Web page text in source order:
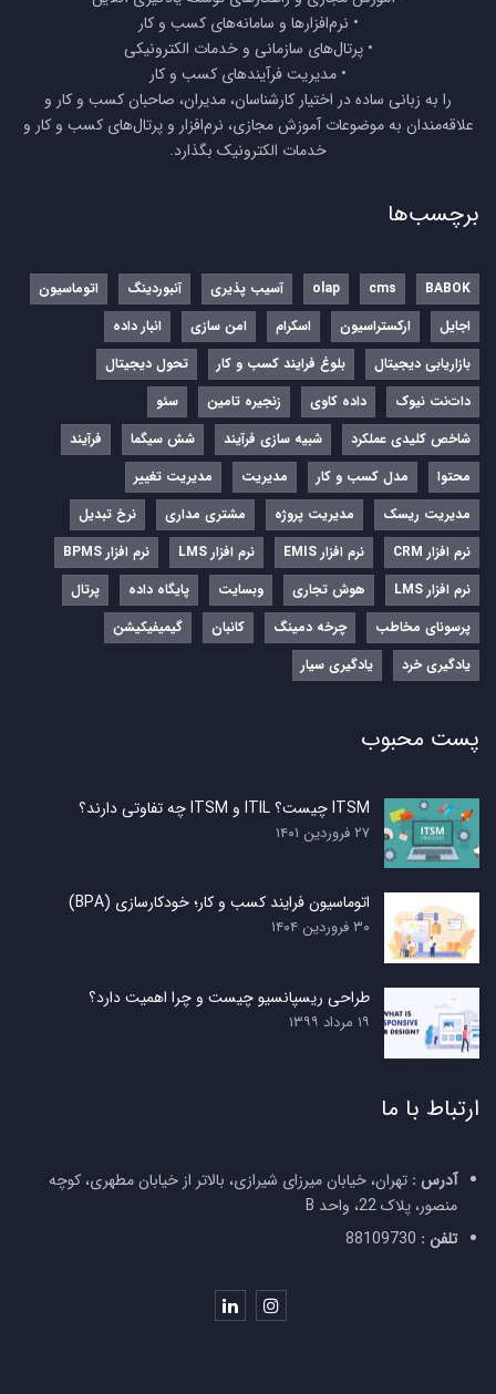
• نرم‌افزارها و سامانه‌های کسب و کار
• پرتال‌های سازمانی و خدمات الکترونیکی
• مدیریت فرآیندهای کسب و کار
را به زبانی ساده در اختیار کارشناسان، مدیران، صاحبان کسب و کار و
علاقه‌مندان به موضوعات آموزش مجازی، نرم‌افزار و پرتال‌های کسب و کار و
خدمات الکترونیک بگذارد.
برچسب‌ها
BABOK
cms
olap آسیب پذیری آنبوردینگ
اتوماسیون
اجایل
ارکستراسیون اسکرام امن سازی
انبار داده
بازاریابی دیجیتال
بلوغ فرایند کسب و کار
تحول دیجیتال
دات‌نت نیوک
داده کاوی زنجیره تامین
سئو
شاخص کلیدی عملکرد
شبیه سازی فرآیند شش سیگما
فرآیند
محتوا
مدل کسب و کار مدیریت
مدیریت تغییر
مدیریت ریسک
مدیریت پروژه مشتری مداری
نرخ تبدیل
نرم‌ افزار CRM
نرم‌ افزار EMIS نرم‌ افزار LMS
نرم افزار BPMS
نرم افزار LMS
هوش تجاری وبسایت پایگاه داده
پرتال
پرسونای مخاطب
چرخه دمینگ کانبان
گیمیفیکیشن
یادگیری خرد
یادگیری سیار
پست محبوب
ITSM چیست؟ ITIL و ITSM چه تفاوتی دارند؟
۲۷ فروردین ۱۴۰۱
اتوماسیون فرایند کسب و کار؛ خودکارسازی (BPA)
۳۰ فروردین ۱۴۰۴
طراحی ریسپانسیو چیست و چرا اهمیت دارد؟
۱۹ مرداد ۱۳۹۹
ارتباط با ما
آدرس : تهران، خیابان میرزای شیرازی، بالاتر از خیابان مطهری، کوچه
منصور، پلاک 22، واحد B
تلفن :